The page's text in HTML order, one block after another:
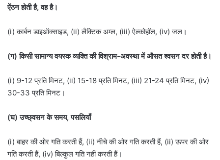
ऐंठन होती है, वह है।
(i) कार्बन डाइऑक्साइड, (ii) लैक्टिक अम्ल, (iii) ऐल्कोहॉल, (iv) जल।
(ग) किसी सामान्य वयस्क व्यक्ति की विश्राम-अवस्था में औसत श्वसन दर होती है।
(i) 9-12 प्रति मिनट, (ii) 15-18 प्रति मिनट, (iii) 21-24 प्रति मिनट, (iv)
30-33 प्रति मिनट।
(घ) उच्छ्वसन के समय, पसलियाँ
(i) बाहर की ओर गति करती हैं, (ii) नीचे की ओर गति करती हैं, (ii) ऊपर की ओर
गति करती हैं, (iv) बिल्कुल गति नहीं करती हैं।